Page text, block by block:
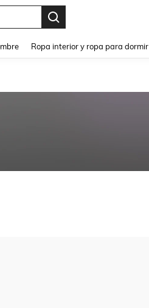
Ropa interior y ropa para dormir